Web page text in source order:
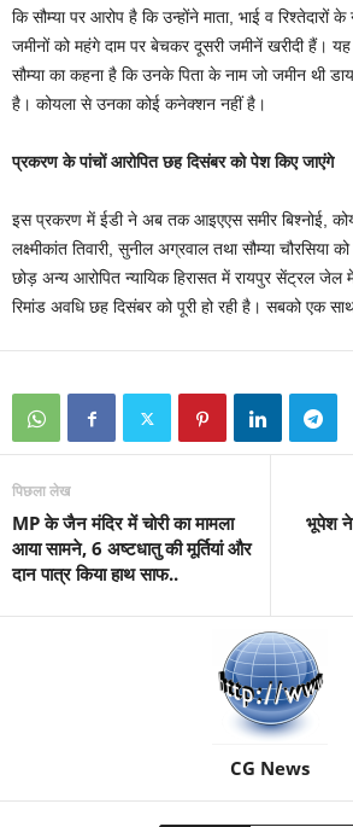
कि सौम्या पर आरोप है कि उन्होंने माता, भाई व रिश्तेदारों
जमीनों को महंगे दाम पर बेचकर दूसरी जमीनें खरीदी हैं।
सौम्या का कहना है कि उनके पिता के नाम जो जमीन थी
है। कोयला से उनका कोई कनेक्शन नहीं है।
प्रकरण के पांचों आरोपित छह दिसंबर को पेश किए जाएंगे
इस प्रकरण में ईडी ने अब तक आइएएस समीर बिश्नोई, कोयला
लक्ष्मीकांत तिवारी, सुनील अग्रवाल तथा सौम्या चौरसिया
छोड़ अन्य आरोपित न्यायिक हिरासत में रायपुर सेंट्रल जेल
रिमांड अवधि छह दिसंबर को पूरी हो रही है। सबको एक
पिछला लेख
MP के जैन मंदिर में चोरी का मामला
आया सामने, 6 अष्टधातु की मूर्तियां और
दान पात्र किया हाथ साफ..
भूपेश ने
CG News